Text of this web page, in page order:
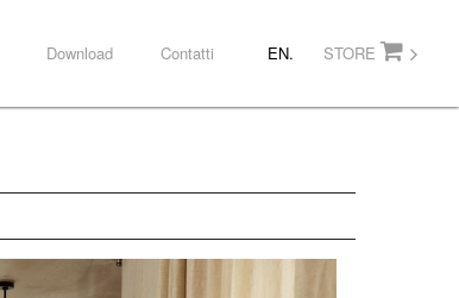
STORE
EN.
Download Contatti